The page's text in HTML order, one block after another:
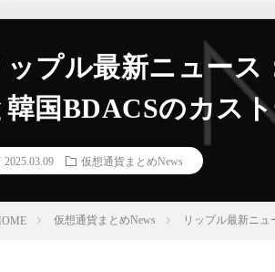
ップル最新ニュー
韓国BDACSのカス
2025.03.09 仮想通貨まとめNews
仮想通貨まとめNews リップル最新ニ